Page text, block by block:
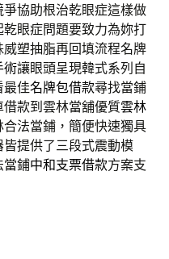
協助根治乾眼症這樣做
眼症問題要致力為妳打
威塑抽脂再回填流程名牌
術讓眼頭呈現韓式系列自
最佳名牌包借款尋找當鋪
款到雲林當舖優質雲林
法當鋪，簡便快速獨具
皆提供了三段式震動模
當鋪中和支票借款方案支